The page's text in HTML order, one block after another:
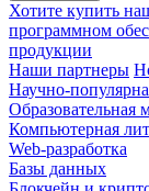
Хотите купить
программном
продукции
Наши партнеры
Научно-
Образовательная
Компьютерная
Web-разработка
Базы данных